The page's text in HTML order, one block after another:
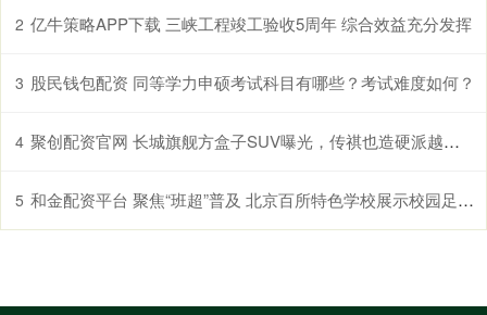
2 亿牛策略APP下载 三峡工程竣工验收5周年 综合效益充分发挥
3 股民钱包配资 同等学力申硕考试科目有哪些？考试难度如何？
4 聚创配资官网 长城旗舰方盒子SUV曝光，传祺也造硬派越野，买车再等等!
5 和金配资平台 聚焦“班超”普及 北京百所特色学校展示校园足球育人成果